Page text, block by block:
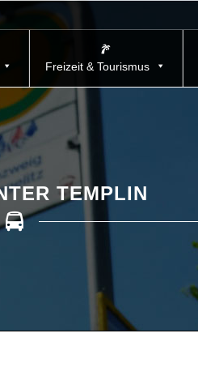
Freizeit & Tourismus
TEMPLIN